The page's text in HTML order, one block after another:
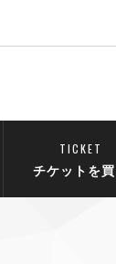
TICKET
チケットを買